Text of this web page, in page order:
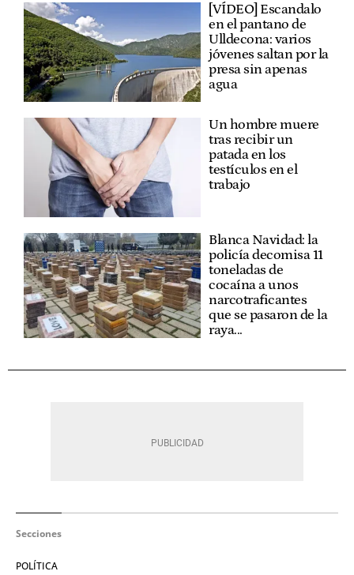
[VÍDEO] Escandalo
en el pantano de
Ulldecona: varios
jóvenes saltan por la
presa sin apenas
agua
Un hombre muere
tras recibir un
patada en los
testículos en el
trabajo
Blanca Navidad: la
policía decomisa 11
toneladas de
cocaína a unos
narcotraficantes
que se pasaron de la
raya...
Secciones
POLÍTICA